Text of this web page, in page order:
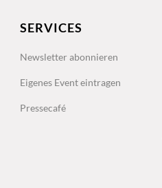
SERVICES
Newsletter abonnieren
Eigenes Event eintragen
Pressecafé